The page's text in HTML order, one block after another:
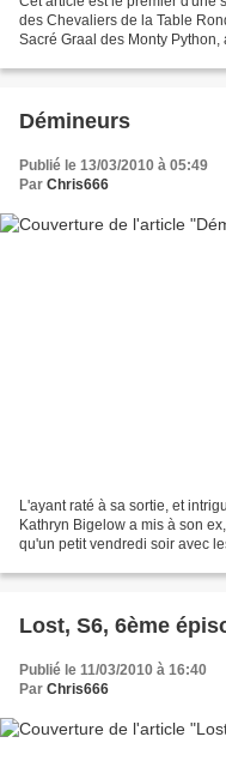
des Chevaliers de la Table
Sacré Graal des Monty
Démineurs
Publié le 13/03/2010 à 05:49
Par Chris666
L'ayant raté à sa sortie, et
Kathryn Bigelow a mis à son
qu'un petit vendredi soir avec
Lost, S6, 6ème
Publié le 11/03/2010 à 16:40
Par Chris666